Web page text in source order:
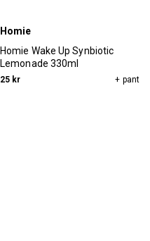
Homie
Homie Wake Up Synbiotic
Lemonade 330ml
25 kr + pant